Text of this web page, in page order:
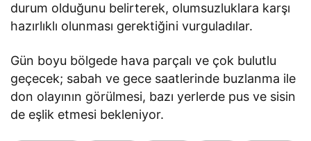
durum olduğunu belirterek, olumsuzluklara karşı
hazırlıklı olunması gerektiğini vurguladılar.
Gün boyu bölgede hava parçalı ve çok bulutlu
geçecek; sabah ve gece saatlerinde buzlanma ile
don olayının görülmesi, bazı yerlerde pus ve sisin
de eşlik etmesi bekleniyor.